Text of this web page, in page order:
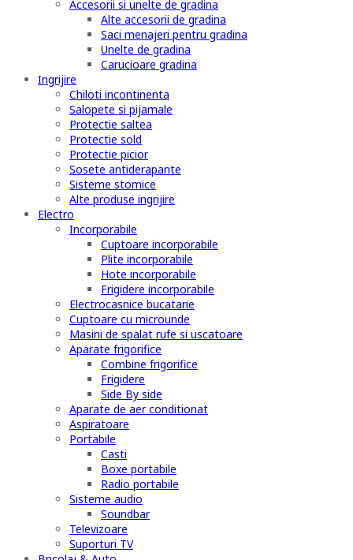
Accesorii si unelte de gradina
Alte accesorii de gradina
Saci menajeri pentru gradina
Unelte de gradina
Carucioare gradina
Ingrijire
Chiloti incontinenta
Salopete si pijamale
Protectie saltea
Protectie sold
Protectie picior
Sosete antiderapante
Sisteme stomice
Alte produse ingrijire
Electro
Incorporabile
Cuptoare incorporabile
Plite incorporabile
Hote incorporabile
Frigidere incorporabile
Electrocasnice bucatarie
Cuptoare cu microunde
Masini de spalat rufe si uscatoare
Aparate frigorifice
Combine frigorifice
Frigidere
Side By side
Aparate de aer conditionat
Aspiratoare
Portabile
Casti
Boxe portabile
Radio portabile
Sisteme audio
Soundbar
Televizoare
Suporturi TV